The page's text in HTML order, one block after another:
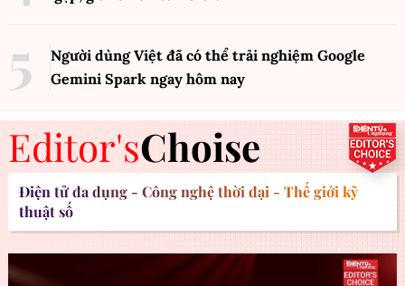
Người dùng Việt đã có thể trải nghiệm Google
Gemini Spark ngay hôm nay
Editor'sChoise
Điện tử đa dụng - Công nghệ thời đại - Thế giới kỹ
thuật số